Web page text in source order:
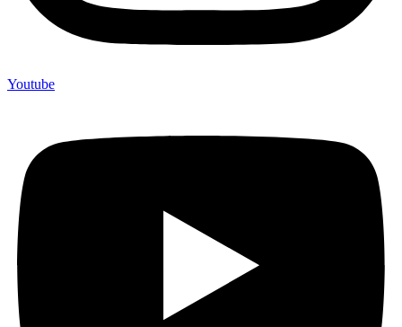
Youtube